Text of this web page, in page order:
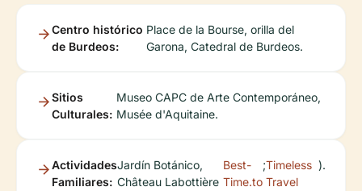
Centro histórico
de Burdeos:
Place de la Bourse, orilla del
Garona, Catedral de Burdeos.
Sitios
Culturales:
Museo CAPC de Arte Contemporáneo,
Musée d'Aquitaine.
Actividades
Familiares:
Jardín Botánico,
Château Labottière
Best-
Time.to
;Timeless
Travel
).